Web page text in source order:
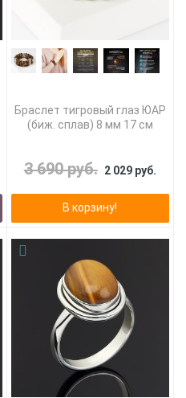
Браслет тигровый глаз ЮАР
(биж. сплав) 8 мм 17 см
3 690 руб. 2 029 руб.
В корзину!